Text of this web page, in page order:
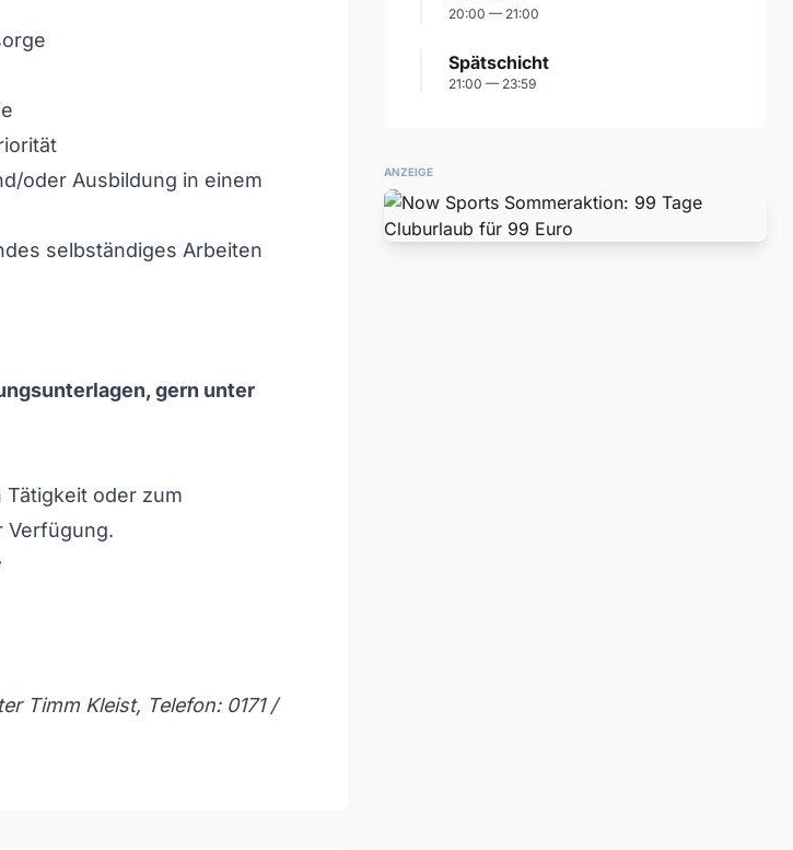
oder Ausbildung in einem
selbständiges Arbeiten
gern unter
Tätigkeit oder zum
Verfügung.
Timm Kleist, Telefon: 0171 /
20:00 — 21:00
Spätschicht
21:00 — 23:59
ANZEIGE